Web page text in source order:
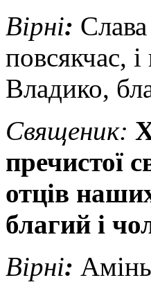
Вірні:
повсякчас,
Владико,
Священик:
пречистої
отців
благий і
Вірні: Амінь